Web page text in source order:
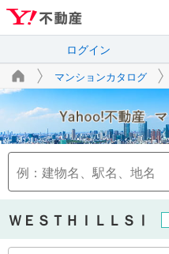
ログイン
マンションカタログ
ＷＥＳＴＨＩＬＬＳⅠ